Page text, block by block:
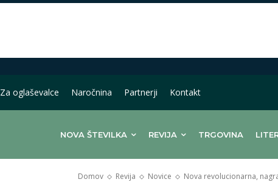
Za oglaševalce Naročnina Partnerji Kontakt
NOVA ŠTEVILKA REVIJA TRGOVINA
Domov Revija Novice Nova revolucionarna,